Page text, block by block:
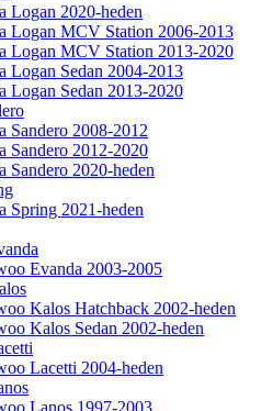
Logan 2020-heden
Logan MCV Station 2006-2013
Logan MCV Station 2013-2020
Logan Sedan 2004-2013
Logan Sedan 2013-2020
Sandero 2008-2012
Sandero 2012-2020
Sandero 2020-heden
Spring 2021-heden
Evanda 2003-2005
Kalos Hatchback 2002-heden
Kalos Sedan 2002-heden
Lacetti 2004-heden